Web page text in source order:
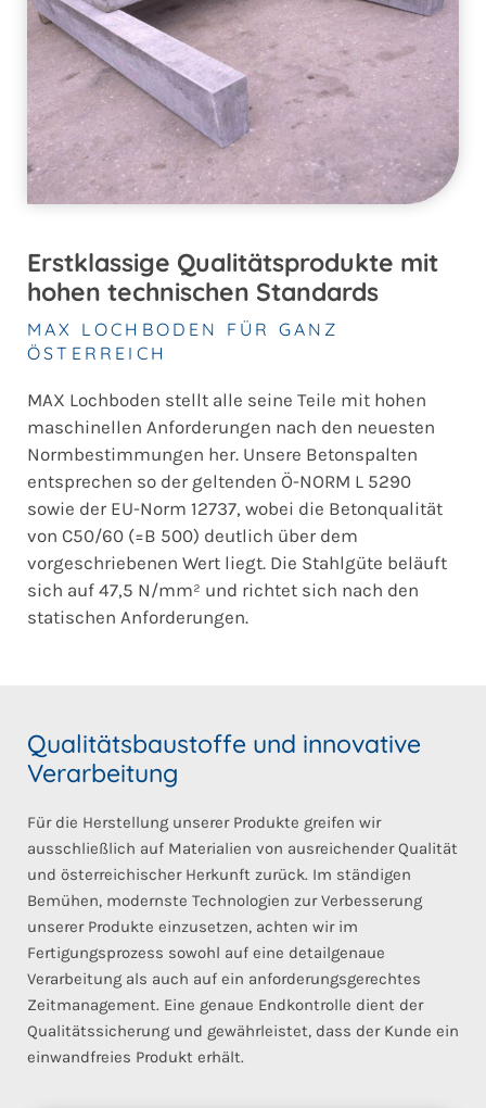
Erstklassige Qualitätsprodukte mit
hohen technischen Standards
MAX LOCHBODEN FÜR GANZ
ÖSTERREICH
MAX Lochboden stellt alle seine Teile mit hohen
maschinellen Anforderungen nach den neuesten
Normbestimmungen her. Unsere Betonspalten
entsprechen so der geltenden Ö-NORM L 5290
sowie der EU-Norm 12737, wobei die Betonqualität
von C50/60 (=B 500) deutlich über dem
vorgeschriebenen Wert liegt. Die Stahlgüte beläuft
sich auf 47,5 N/mm² und richtet sich nach den
statischen Anforderungen.
Qualitätsbaustoffe und innovative
Verarbeitung
Für die Herstellung unserer Produkte greifen wir
ausschließlich auf Materialien von ausreichender Qualität
und österreichischer Herkunft zurück. Im ständigen
Bemühen, modernste Technologien zur Verbesserung
unserer Produkte einzusetzen, achten wir im
Fertigungsprozess sowohl auf eine detailgenaue
Verarbeitung als auch auf ein anforderungsgerechtes
Zeitmanagement. Eine genaue Endkontrolle dient der
Qualitätssicherung und gewährleistet, dass der Kunde ein
einwandfreies Produkt erhält.